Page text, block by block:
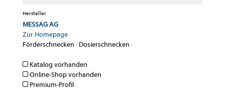
Hersteller
MESSAG AG
Zur Homepage
Förderschnecken · Dosierschnecken ·
Katalog vorhanden
Online-Shop vorhanden
Premium-Profil